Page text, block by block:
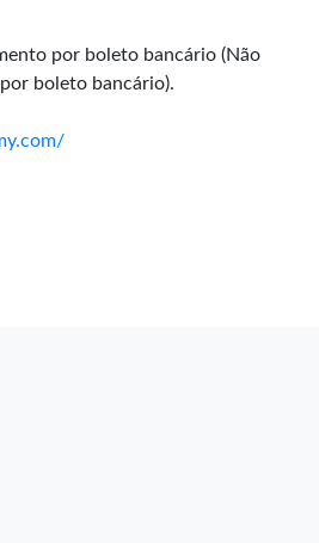
por boleto bancário (Não
boleto bancário).